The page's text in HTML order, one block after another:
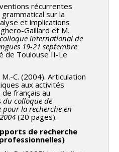
récurrentes
sur la
et implications
Gaillard et M.
colloque international de
19-21 septembre
de Toulouse II-Le
C. (2004). Articulation
aux activités
français au
du colloque de
pour la recherche en
(20 pages).
de recherche